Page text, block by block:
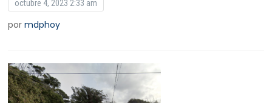
octubre 4, 2023 2:33 am
pormdphoy